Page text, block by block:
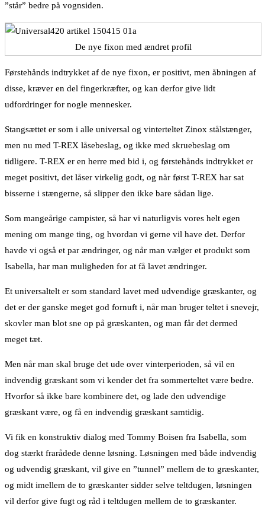
”står” bedre på vognsiden.
De nye fixon med ændret profil
Førstehånds indtrykket af de nye fixon, er positivt, men åbningen af
disse, kræver en del fingerkræfter, og kan derfor give lidt
udfordringer for nogle mennesker.
Stangsættet er som i alle universal og vinterteltet Zinox stålstænger,
men nu med T-REX låsebeslag, og ikke med skruebeslag om
tidligere. T-REX er en herre med bid i, og førstehånds indtrykket er
meget positivt, det låser virkelig godt, og når først T-REX har sat
bisserne i stængerne, så slipper den ikke bare sådan lige.
Som mangeårige campister, så har vi naturligvis vores helt egen
mening om mange ting, og hvordan vi gerne vil have det. Derfor
havde vi også et par ændringer, og når man vælger et produkt som
Isabella, har man muligheden for at få lavet ændringer.
Et universaltelt er som standard lavet med udvendige græskanter, og
det er der ganske meget god fornuft i, når man bruger teltet i snevejr,
skovler man blot sne op på græskanten, og man får det dermed
meget tæt.
Men når man skal bruge det ude over vinterperioden, så vil en
indvendig græskant som vi kender det fra sommerteltet være bedre.
Hvorfor så ikke bare kombinere det, og lade den udvendige
græskant være, og få en indvendig græskant samtidig.
Vi fik en konstruktiv dialog med Tommy Boisen fra Isabella, som
dog stærkt frarådede denne løsning. Løsningen med både indvendig
og udvendig græskant, vil give en ”tunnel” mellem de to græskanter,
og midt imellem de to græskanter sidder selve teltdugen, løsningen
vil derfor give fugt og råd i teltdugen mellem de to græskanter.